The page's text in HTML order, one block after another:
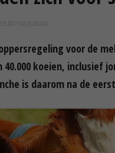
2017 OM 20:00
voor de
koeien, inclusief
is daarom na de